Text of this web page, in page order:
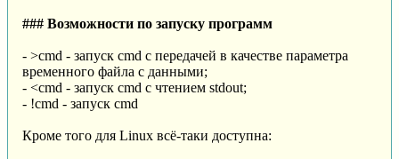
### Возможности по запуску программ
- >cmd - запуск cmd с передачей в качестве параметра
временного файла с данными;
- <cmd - запуск cmd с чтением stdout;
- !cmd - запуск cmd
Кроме того для Linux всё-таки доступна: